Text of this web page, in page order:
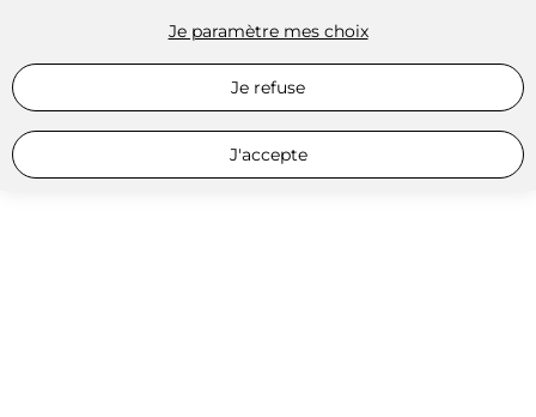
Je paramètre mes choix
Je refuse
J'accepte